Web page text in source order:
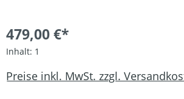
479,00 €*
Inhalt: 1
Preise inkl. MwSt. zzgl.